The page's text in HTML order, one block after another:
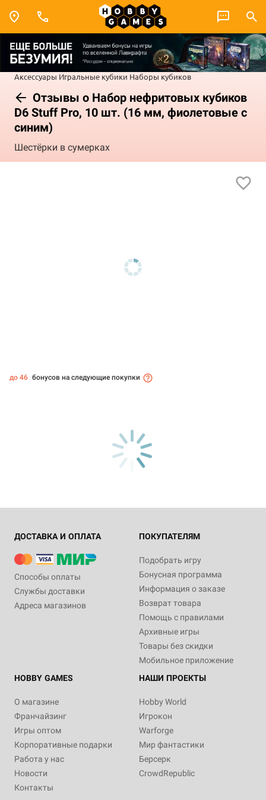
Аксессуары Игральные кубики Наборы кубиков
Отзывы о Набор нефритовых кубиков
D6 Stuff Pro, 10 шт. (16 мм, фиолетовые с
синим)
Шестёрки в сумерках
до 46 бонусов на следующие покупки
ДОСТАВКА И ОПЛАТА
Способы оплаты
Службы доставки
Адреса магазинов
ПОКУПАТЕЛЯМ
Подобрать игру
Бонусная программа
Информация о заказе
Возврат товара
Помощь с правилами
Архивные игры
Товары без скидки
Мобильное приложение
HOBBY GAMES
О магазине
Франчайзинг
Игры оптом
Корпоративные подарки
Работа у нас
Новости
Контакты
НАШИ ПРОЕКТЫ
Hobby World
Игрокон
Warforge
Мир фантастики
Берсерк
CrowdRepublic